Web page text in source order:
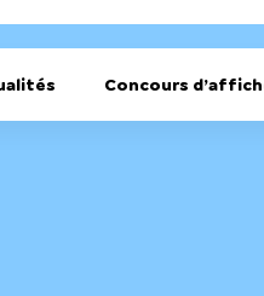
Concours